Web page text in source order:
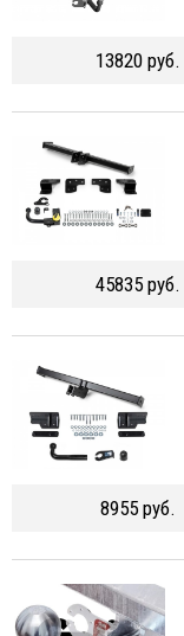
13820 руб.
45835 руб.
8955 руб.